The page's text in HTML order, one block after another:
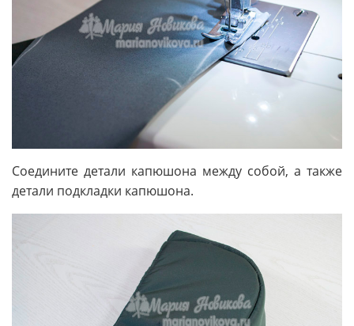
Соедините детали капюшона между собой, а также
детали подкладки капюшона.